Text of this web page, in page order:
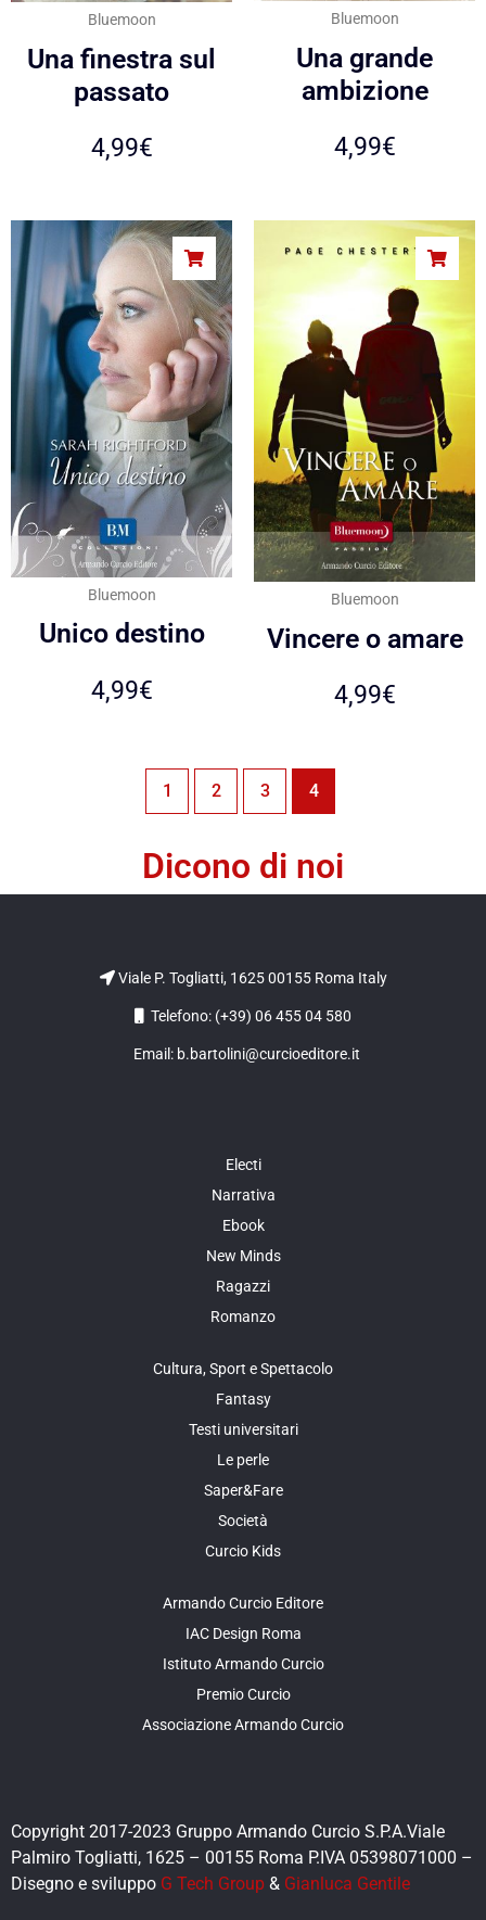
Bluemoon
Una finestra sul
passato
4,99€
Bluemoon
Una grande
ambizione
4,99€
Bluemoon
Unico destino
4,99€
Bluemoon
Vincere o amare
4,99€
1 2 3 4
Dicono di noi
Viale P. Togliatti, 1625 00155 Roma Italy
Telefono: (+39) 06 455 04 580
Email: b.bartolini@curcioeditore.it
Electi
Narrativa
Ebook
New Minds
Ragazzi
Romanzo
Cultura, Sport e Spettacolo
Fantasy
Testi universitari
Le perle
Saper&Fare
Società
Curcio Kids
Armando Curcio Editore
IAC Design Roma
Istituto Armando Curcio
Premio Curcio
Associazione Armando Curcio
Copyright 2017-2023 Gruppo Armando Curcio S.P.A.Viale
Palmiro Togliatti, 1625 – 00155 Roma P.IVA 05398071000 –
Disegno e sviluppo G Tech Group & Gianluca Gentile